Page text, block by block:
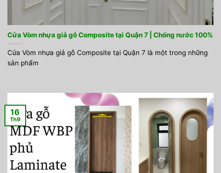
Cửa Vòm nhựa giả gỗ Composite tại Quận 7 | Chống nước 100%
Cửa Vòm nhựa giả gỗ Composite tại Quận 7 là một trong những
sản phẩm
16
Th9